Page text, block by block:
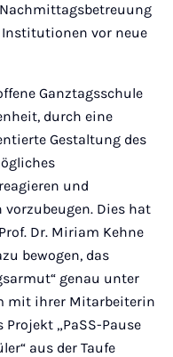
vor neue
Ganztagsschule
durch eine
Gestaltung des
und
Dies hat
Dr. Miriam Kehne
bewogen, das
genau unter
mit ihrer Mitarbeiterin
„PaSS-Pause
aus der Taufe